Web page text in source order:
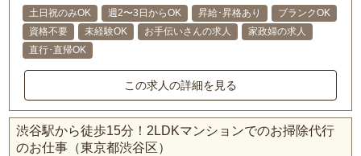
土日祝のみOK 週2〜3日からOK 昇給･昇格あり
ブランクOK
資格不要
未経験OK お手伝いさんの求人
家政婦の求人
直行･直帰OK
この求人の詳細を見る
渋谷駅から徒歩15分！2LDKマンションでのお掃除代行
のお仕事（東京都渋谷区）